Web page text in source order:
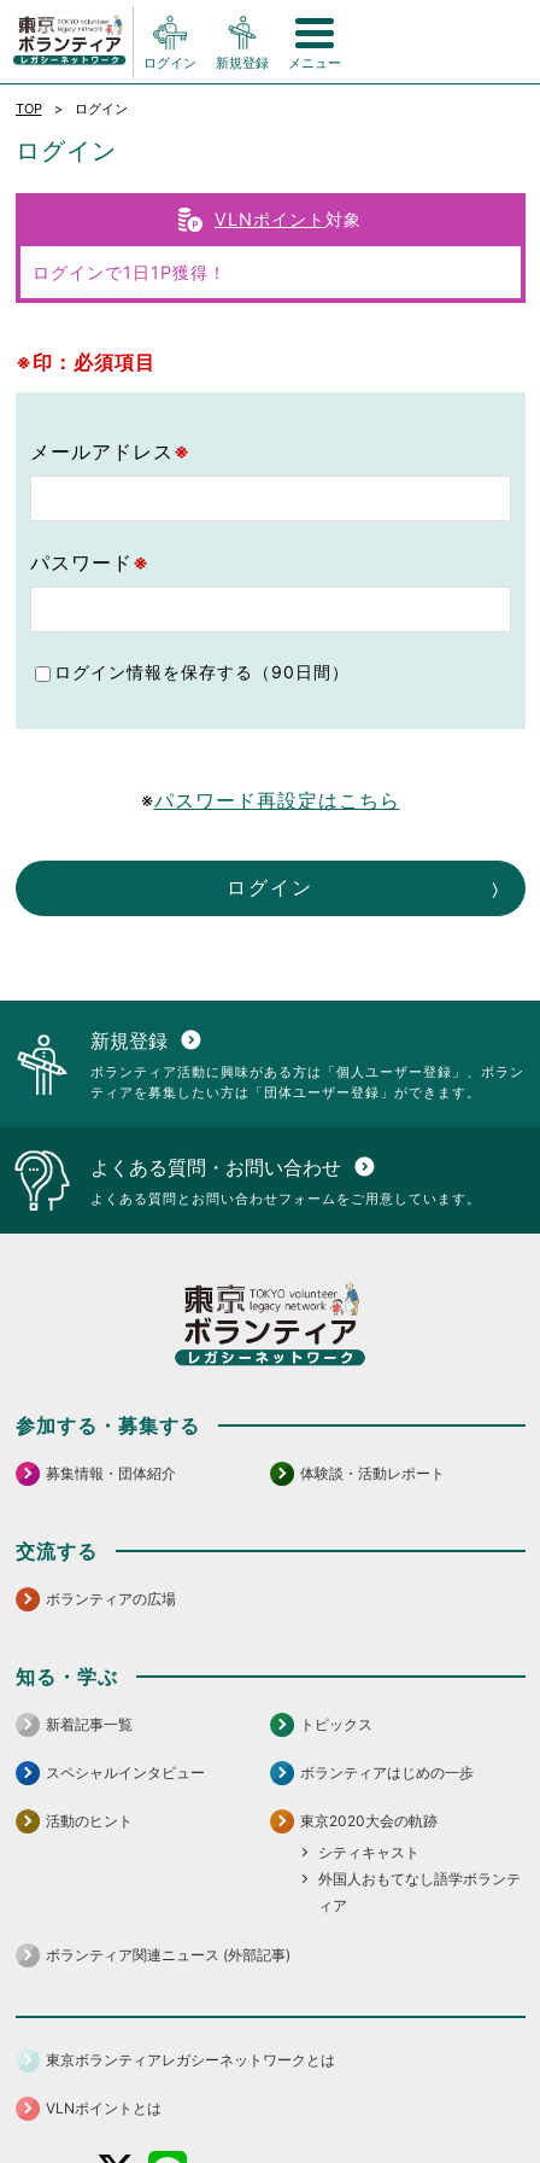
ログイン 新規登録 メニュー
TOP ログイン
ログイン
VLNポイント 対象
ログインで1日1P獲得！
※印：必須項目
メールアドレス ※
パスワード ※
ログイン情報を保存する（90日間）
※パスワード再設定はこちら
ログイン
新規登録 expand_circle_down
ボランティア活動に興味がある方は「個人ユーザー登録」、ボラン
ティアを募集したい方は「団体ユーザー登録」ができます。
よくある質問・お問い合わせ expand_circle_down
よくある質問とお問い合わせフォームをご用意しています。
参加する・募集する
募集情報・団体紹介 体験談・活動レポート
交流する
ボランティアの広場
知る・学ぶ
新着記事一覧 トピックス
スペシャルインタビュー ボランティアはじめの一歩
活動のヒント
東京2020大会の軌跡
シティキャスト
外国人おもてなし語学ボランテ
ィア
ボランティア関連ニュース (外部記事)
東京ボランティアレガシーネットワークとは
VLNポイントとは